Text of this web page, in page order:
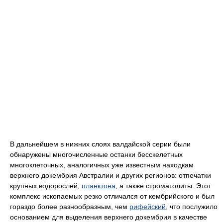
В дальнейшем в нижних слоях валдайской серии были
обнаружены многочисленные останки бесскелетных
многоклеточных, аналогичных уже известным находкам
верхнего докембрия Австралии и других регионов: отпечатки
крупных водорослей, планктона , а также строматолиты. Этот
комплекс ископаемых резко отличался от кембрийского и был
гораздо более разнообразным, чем рифейский , что послужило
основанием для выделения верхнего докембрия в качестве